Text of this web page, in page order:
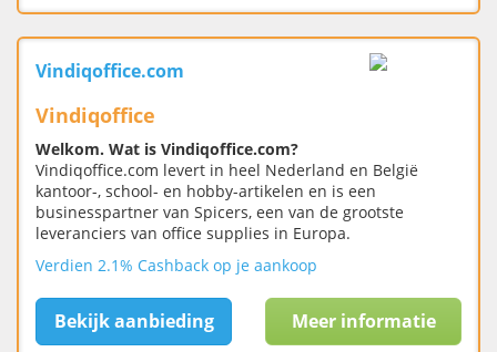
Vindiqoffice.com
Vindiqoffice
Welkom. Wat is Vindiqoffice.com?
Vindiqoffice.com levert in heel Nederland en België
kantoor-, school- en hobby-artikelen en is een
businesspartner van Spicers, een van de grootste
leveranciers van office supplies in Europa.
Verdien 2.1% Cashback op je aankoop
Bekijk aanbieding Meer informatie